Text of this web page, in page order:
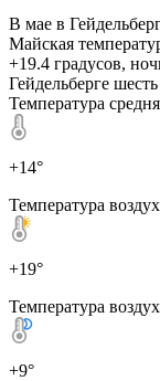
В мае в
Майская
+19.4 градусов,
Гейдельберге
Температура
+14°
Температура
+19°
Температура
+9°